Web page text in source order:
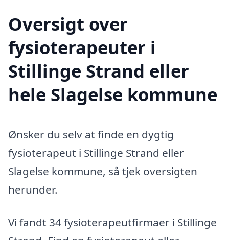
Oversigt over
fysioterapeuter i
Stillinge Strand eller
hele Slagelse kommune
Ønsker du selv at finde en dygtig
fysioterapeut i Stillinge Strand eller
Slagelse kommune, så tjek oversigten
herunder.
Vi fandt 34 fysioterapeutfirmaer i Stillinge